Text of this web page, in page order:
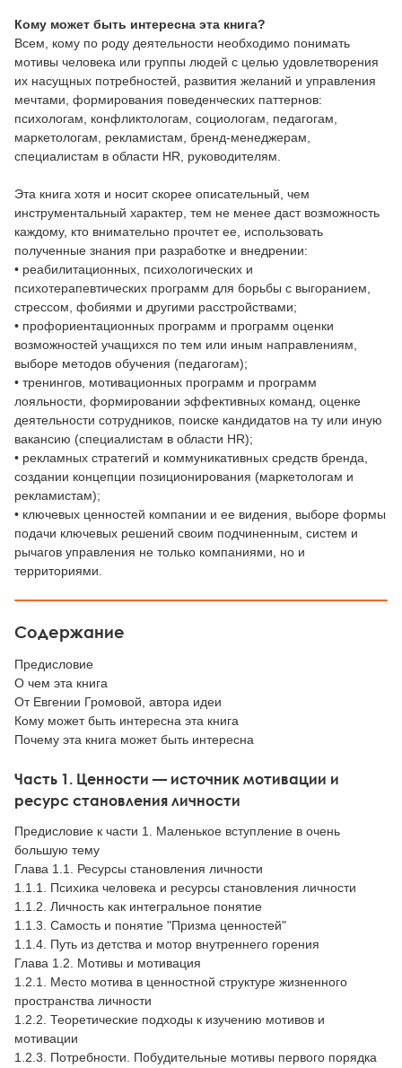
Кому может быть интересна эта книга?
Всем, кому по роду деятельности необходимо понимать
мотивы человека или группы людей с целью удовлетворения
их насущных потребностей, развития желаний и управления
мечтами, формирования поведенческих паттернов:
психологам, конфликтологам, социологам, педагогам,
маркетологам, рекламистам, бренд-менеджерам,
специалистам в области HR, руководителям.
Эта книга хотя и носит скорее описательный, чем
инструментальный характер, тем не менее даст возможность
каждому, кто внимательно прочтет ее, использовать
полученные знания при разработке и внедрении:
• реабилитационных, психологических и
психотерапевтических программ для борьбы с выгоранием,
стрессом, фобиями и другими расстройствами;
• профориентационных программ и программ оценки
возможностей учащихся по тем или иным направлениям,
выборе методов обучения (педагогам);
• тренингов, мотивационных программ и программ
лояльности, формировании эффективных команд, оценке
деятельности сотрудников, поиске кандидатов на ту или иную
вакансию (специалистам в области HR);
• рекламных стратегий и коммуникативных средств бренда,
создании концепции позиционирования (маркетологам и
рекламистам);
• ключевых ценностей компании и ее видения, выборе формы
подачи ключевых решений своим подчиненным, систем и
рычагов управления не только компаниями, но и
территориями.
Содержание
Предисловие
О чем эта книга
От Евгении Громовой, автора идеи
Кому может быть интересна эта книга
Почему эта книга может быть интересна
Часть 1. Ценности — источник мотивации и
ресурс становления личности
Предисловие к части 1. Маленькое вступление в очень
большую тему
Глава 1.1. Ресурсы становления личности
1.1.1. Психика человека и ресурсы становления личности
1.1.2. Личность как интегральное понятие
1.1.3. Самость и понятие "Призма ценностей"
1.1.4. Путь из детства и мотор внутреннего горения
Глава 1.2. Мотивы и мотивация
1.2.1. Место мотива в ценностной структуре жизненного
пространства личности
1.2.2. Теоретические подходы к изучению мотивов и
мотивации
1.2.3. Потребности. Побудительные мотивы первого порядка